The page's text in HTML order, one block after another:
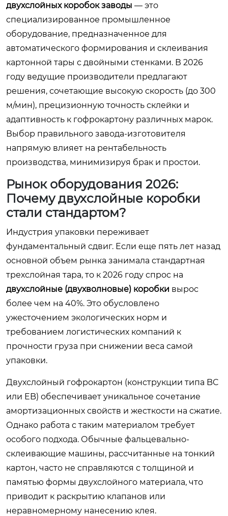
двухслойных коробок заводы — это
специализированное промышленное
оборудование, предназначенное для
автоматического формирования и склеивания
картонной тары с двойными стенками. В 2026
году ведущие производители предлагают
решения, сочетающие высокую скорость (до 300
м/мин), прецизионную точность склейки и
адаптивность к гофрокартону различных марок.
Выбор правильного завода-изготовителя
напрямую влияет на рентабельность
производства, минимизируя брак и простои.
Рынок оборудования 2026:
Почему двухслойные коробки
стали стандартом?
Индустрия упаковки переживает
фундаментальный сдвиг. Если еще пять лет назад
основной объем рынка занимала стандартная
трехслойная тара, то к 2026 году спрос на
двухслойные (двухволновые) коробки вырос
более чем на 40%. Это обусловлено
ужесточением экологических норм и
требованием логистических компаний к
прочности груза при снижении веса самой
упаковки.
Двухслойный гофрокартон (конструкции типа BC
или EB) обеспечивает уникальное сочетание
амортизационных свойств и жесткости на сжатие.
Однако работа с таким материалом требует
особого подхода. Обычные фальцевально-
склеивающие машины, рассчитанные на тонкий
картон, часто не справляются с толщиной и
памятью формы двухслойного материала, что
приводит к раскрытию клапанов или
неравномерному нанесению клея.